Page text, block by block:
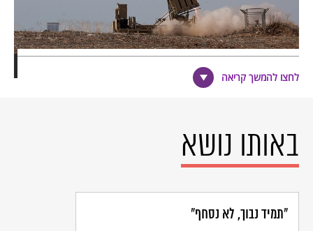
צילום: נחמיה גרשוני, חשבון הפליקר של צה"ל
הרוחנית של העם היהודי. לפי בן גוריון, האתגר האמיתי שעמו צריכה
להתמודד החברה הישראלית אינה נמצאת בתחום הביטחוני או הכלכלי,
אלא דווקא בתחום הרוחני והמוסרי. לדעתו התחום הזה הוא הירושה
הלאומית של עם ישראל, והירושה הזאת מלכדת את עם ישראל ומצדיקה
ישראל. בן גוריון סבר שבהיעדר המחויבות הרוחנית המיוחדת של עם
קיום. נזמין את התלמידים לקרוא את דבריו של בן גוריון ולדון בהם
לחצו להמשך קריאה
באותו נושא
"תמיד נבוך, לא נסחף"